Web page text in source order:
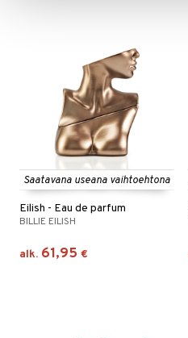
Saatavana useana vaihtoehtona
Eilish - Eau de parfum
BILLIE EILISH
alk. 61,95 €